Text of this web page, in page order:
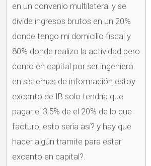
en un convenio multilateral y se
divide ingresos brutos en un 20%
donde tengo mi domicilio fiscal y
80% donde realizo la actividad pero
como en capital por ser ingeniero
en sistemas de información estoy
excento de IB solo tendría que
pagar el 3,5% de el 20% de lo que
facturo, esto seria así? y hay que
hacer algún tramite para estar
excento en capital?.